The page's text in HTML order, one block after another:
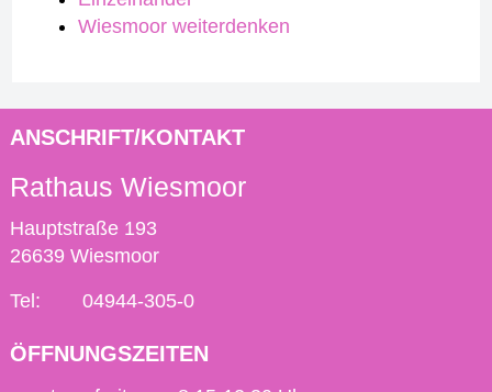
Wiesmoor weiterdenken
ANSCHRIFT/KONTAKT
Rathaus Wiesmoor
Hauptstraße 193
26639 Wiesmoor
Tel: 04944-305-0
ÖFFNUNGSZEITEN